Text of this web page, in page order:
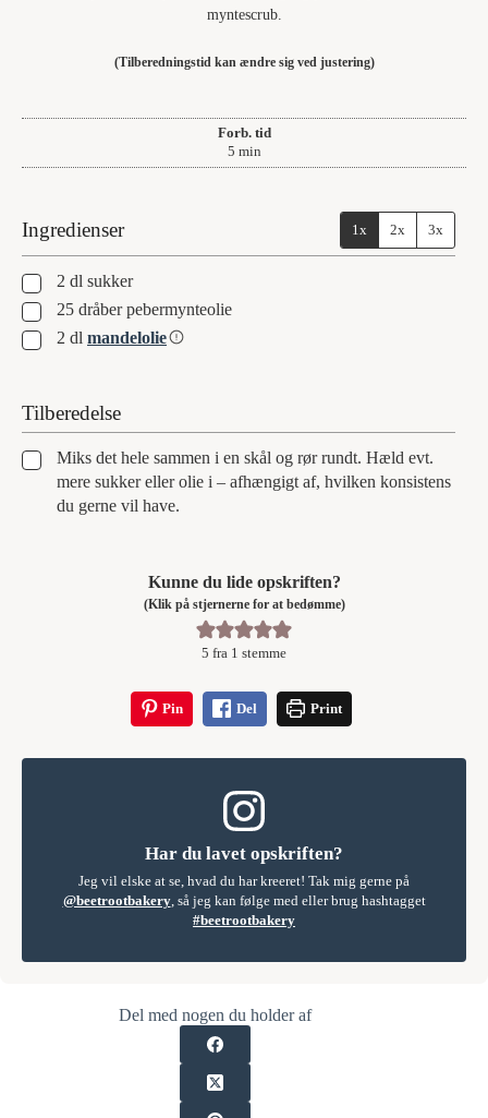
myntescrub.
(Tilberedningstid kan ændre sig ved justering)
Forb. tid
5minutter
min
Ingredienser 1x 2x 3x
▢
2 dl sukker
▢
25 dråber pebermynteolie
▢
2 dl mandelolie
Tilberedelse
▢
Miks det hele sammen i en skål og rør rundt. Hæld evt.
mere sukker eller olie i – afhængigt af, hvilken konsistens
du gerne vil have.
Kunne du lide opskriften?
(Klik på stjernerne for at bedømme)
5 fra 1 stemme
Pin Del Print
Har du lavet opskriften?
Jeg vil elske at se, hvad du har kreeret! Tak mig gerne på
@beetrootbakery, så jeg kan følge med eller brug hashtagget
#beetrootbakery
Del med nogen du holder af